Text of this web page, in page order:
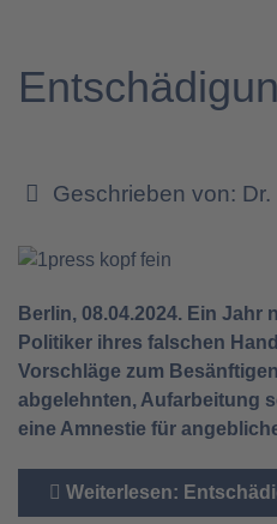
Geschrieben von:
Berlin, 08.04.2024. Ein
Politiker ihres falschen
Vorschläge zum
abgelehnten, Aufarbeitung
eine Amnestie für
Weiterlesen: